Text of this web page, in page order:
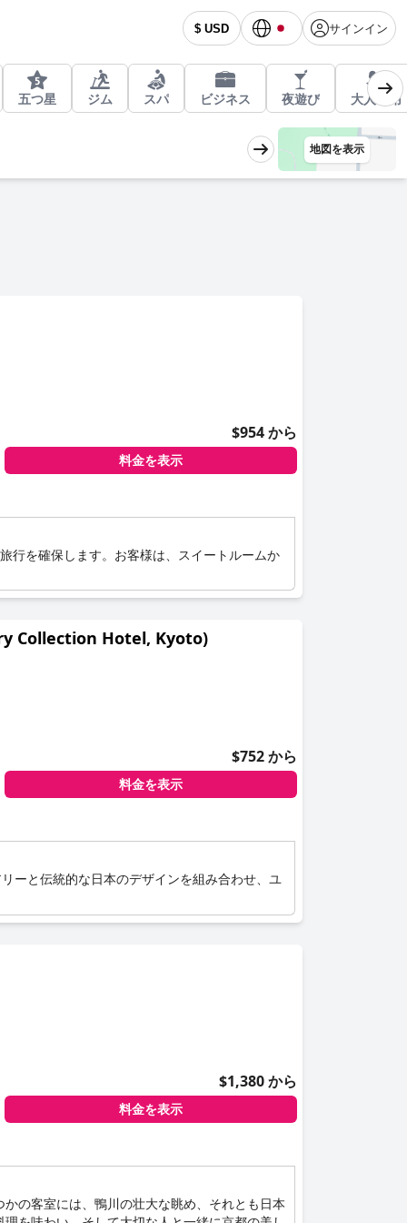
$ USD サインイン
五つ星 ジム スパ ビジネス 夜遊び 大人専用
地図を表示
$954 から
料金を表示
行を確保します。お客様は、スイートルームか
Collection Hotel, Kyoto)
$752 から
料金を表示
ーと伝統的な日本のデザインを組み合わせ、ユ
$1,380 から
料金を表示
の客室には、鴨川の壮大な眺め、それとも日本